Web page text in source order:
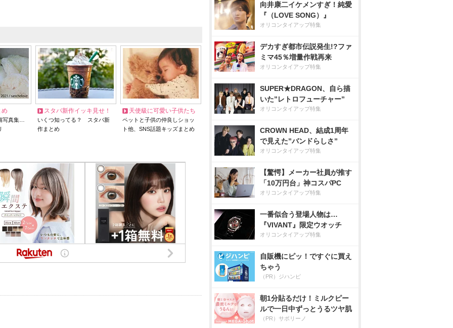
め
写真集…
スタバ新作イッキ見せ！
いくつ知ってる？ スタバ新
作まとめ
天使級に可愛い子供たち
ペットと子供の仲良しショッ
ト他、SNS話題キッズまとめ
向井康二イケメンすぎ！純愛
『（LOVE SONG）』
オリコンタイアップ特集
デカすぎ都市伝説発生!?ファ
ミマ45％増量作戦再来
オリコンタイアップ特集
SUPER★DRAGON、自ら描
いた”レトロフューチャー”
オリコンタイアップ特集
CROWN HEAD、結成1周年
で見えた”バンドらしさ”
オリコンタイアップ特集
【驚愕】メーカー社員が推す
「10万円台」神コスパPC
オリコンタイアップ特集
一番似合う登場人物は…
『VIVANT』限定ウオッチ
オリコンタイアップ特集
自販機にピッ！ですぐに買え
ちゃう
（PR）ジハンピ
朝1分貼るだけ！ミルクピー
ルで一日中ずっとうるツヤ肌
（PR）サボリーノ